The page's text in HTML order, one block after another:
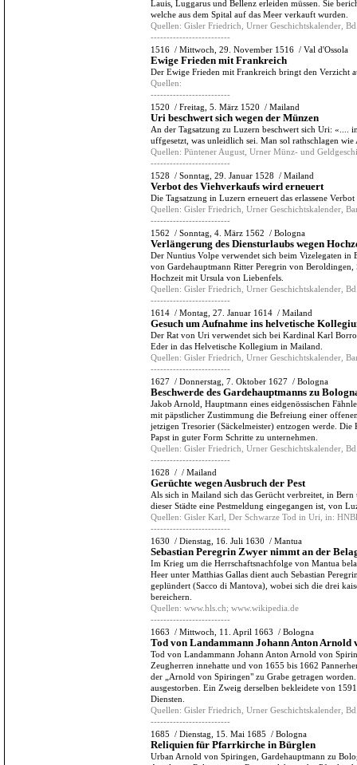
Lauis, Luggarus und Bellenz erleiden müssen. Sie
welche aus dem Spital auf das Meer verkauft wurden.
Quellen: Gisler Friedrich, Urner Geschichtskalender,
-------------------------
1516 / Mittwoch, 29. November 1516 / Val d'Ossola
Ewige Frieden mit Frankreich
Der Ewige Frieden mit Frankreich bringt den Verzicht
Quellen:
-------------------------
1520 / Freitag, 5. März 1520 / Mailand
Uri beschwert sich wegen der Münzen
An der Tagsatzung zu Luzern beschwert sich Uri: «....
uffgesetzt, was unleidlich sei. Man sol rathschlagen
Quellen: Püntener August, Urner Münz- und
-------------------------
1528 / Sonntag, 29. Januar 1528 / Mailand
Verbot des Viehverkaufs wird erneuert
Die Tagsatzung in Luzern erneuert das erlassene
Quellen: Gisler Friedrich, Urner Geschichtskalender,
-------------------------
1562 / Sonntag, 4. März 1562 / Bologna
Verlängerung des Diensturlaubs wegen
Der Nuntius Volpe verwendet sich beim Vizelegaten
von Gardehauptmann Ritter Peregrin von Beroldingen,
Hochzeit mit Ursula von Liebenfels.
Quellen: Gisler Friedrich, Urner Geschichtskalender,
-------------------------
1614 / Montag, 27. Januar 1614 / Mailand
Gesuch um Aufnahme ins helvetische
Der Rat von Uri verwendet sich bei Kardinal Karl
Eder in das Helvetische Kollegium in Mailand.
Quellen: Gisler Friedrich, Urner Geschichtskalender,
-------------------------
1627 / Donnerstag, 7. Oktober 1627 / Bologna
Beschwerde des Gardehauptmanns zu
Jakob Arnold, Hauptmann eines eidgenössischen
mit päpstlicher Zustimmung die Befreiung einer
jetzigen Tresorier (Säckelmeister) entzogen werde.
Papst in guter Form Schritte zu unternehmen.
Quellen: Gisler Friedrich, Urner Geschichtskalender,
-------------------------
1628 / / Mailand
Gerüchte wegen Ausbruch der Pest
Als sich in Mailand sich das Gerücht verbreitet, in
dieser Städte eine Pestmeldung eingegangen ist, von
Quellen: Gisler Karl, Der Schwarze Tod in Uri, in:
-------------------------
1630 / Dienstag, 16. Juli 1630 / Mantua
Sebastian Peregrin Zwyer nimmt an der
Im Krieg um die Herrschaftsnachfolge von Mantua
Heer unter Matthias Gallas dient auch Sebastian
geplündert (Sacco di Mantova), wobei sich die drei
bereichern.
Quellen: www.hls.ch; www.wikipedia.de
-------------------------
1663 / Mittwoch, 11. April 1663 / Bologna
Tod von Landammann Johann Anton Arnold
Tod von Landammann Johann Anton Arnold von
Zeugherren innehatte und von 1655 bis 1662
der „Arnold von Spiringen" zu Grabe getragen
ausgestorben. Ein Zweig derselben bekleidete von
Diensten.
Quellen: Gisler Friedrich, Urner Geschichtskalender,
-------------------------
1685 / Dienstag, 15. Mai 1685 / Bologna
Reliquien für Pfarrkirche in Bürglen
Urban Arnold von Spiringen, Gardehauptmann zu